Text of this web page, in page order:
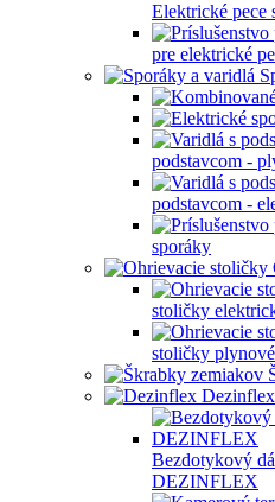
Elektrické pece
pre elektrické
podstavcom -
podstavcom -
sporáky
stoličky
stoličky plynové
Dezinflex
Bezdotykový
DEZINFLEX